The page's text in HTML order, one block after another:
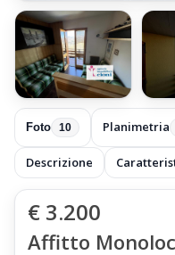
Foto 10 Planimetria
Descrizione
€ 3.200
Affitto